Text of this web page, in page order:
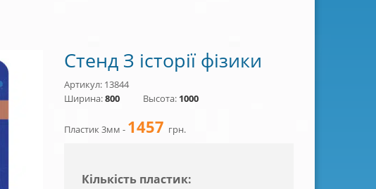
Стенд З історії фізики
Артикул: 13844
Ширина:800 Высота: 1000
Пластик 3мм - 1457 грн.
Кiлькiсть пластик: